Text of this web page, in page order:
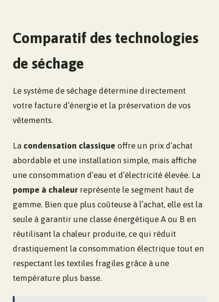
Comparatif des technologies
de séchage
Le système de séchage détermine directement
votre facture d’énergie et la préservation de vos
vêtements.
La condensation classique offre un prix d’achat
abordable et une installation simple, mais affiche
une consommation d’eau et d’électricité élevée. La
pompe à chaleur représente le segment haut de
gamme. Bien que plus coûteuse à l’achat, elle est la
seule à garantir une classe énergétique A ou B en
réutilisant la chaleur produite, ce qui réduit
drastiquement la consommation électrique tout en
respectant les textiles fragiles grâce à une
température plus basse.